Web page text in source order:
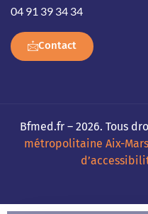
04 91 39 34 34
Contact
Bfmed.fr – 2026. Tous
métropolitaine Aix-